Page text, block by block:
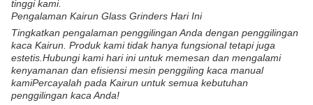
tinggi kami.
Pengalaman Kairun Glass Grinders Hari Ini
Tingkatkan pengalaman penggilingan Anda dengan penggilingan
kaca Kairun. Produk kami tidak hanya fungsional tetapi juga
estetis.Hubungi kami hari ini untuk memesan dan mengalami
kenyamanan dan efisiensi mesin penggiling kaca manual
kamiPercayalah pada Kairun untuk semua kebutuhan
penggilingan kaca Anda!